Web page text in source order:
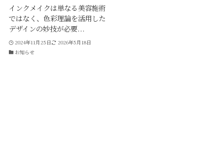
インクメイクは単なる美容施術
ではなく、色彩理論を活用した
デザインの妙技が必要...
2024年11月25日
2026年5月18日
お知らせ